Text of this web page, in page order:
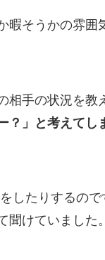
暇そうかの雰囲
相手の状況を
？」と考えて
したりするの
けていました。